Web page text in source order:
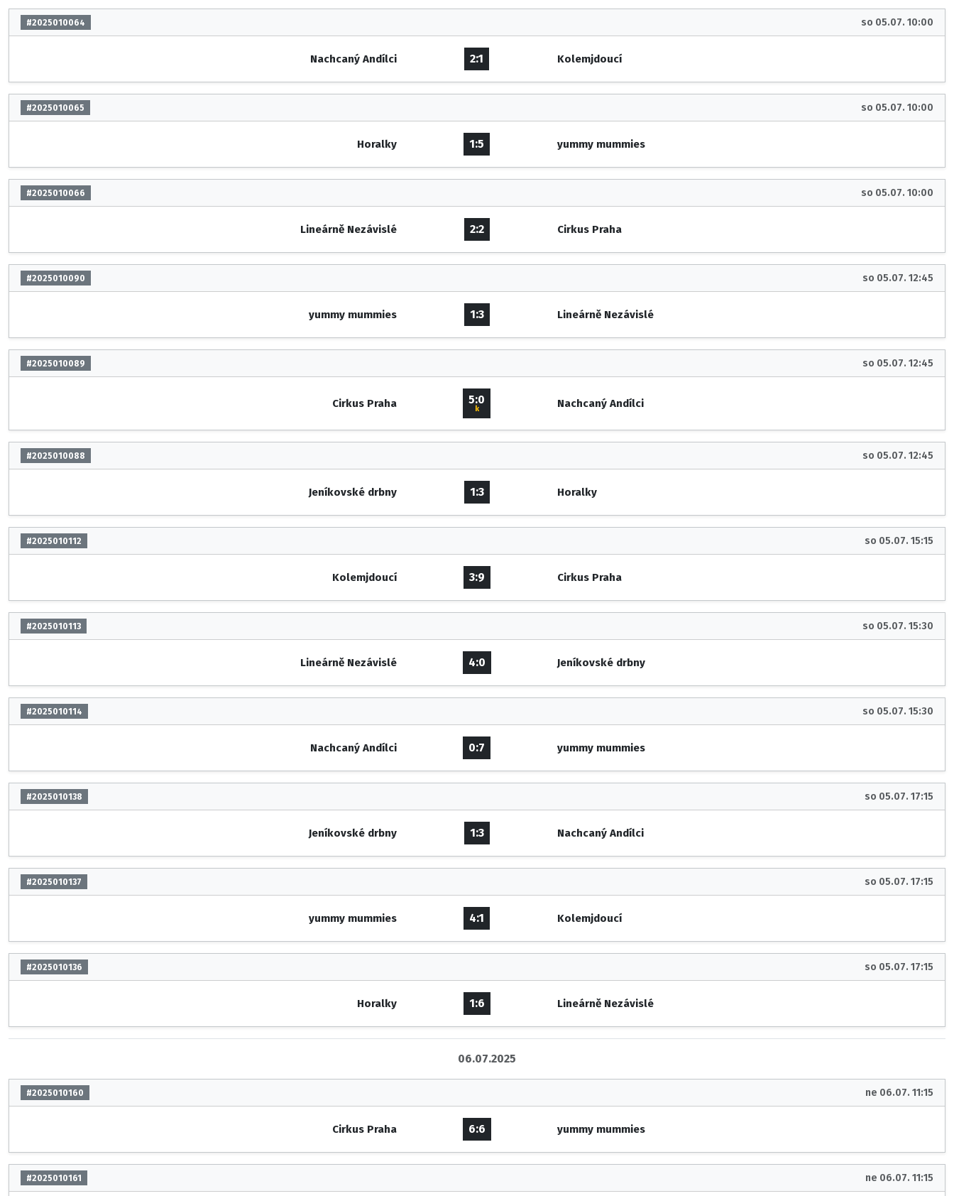
#2025010064 so 05.07. 10:00
Nachcaný Andílci 2:1 Kolemjdoucí
#2025010065 so 05.07. 10:00
Horalky 1:5 yummy mummies
#2025010066 so 05.07. 10:00
Lineárně Nezávislé 2:2 Cirkus Praha
#2025010090 so 05.07. 12:45
yummy mummies 1:3 Lineárně Nezávislé
#2025010089 so 05.07. 12:45
Cirkus Praha 5:0
k Nachcaný Andílci
#2025010088 so 05.07. 12:45
Jeníkovské drbny 1:3 Horalky
#2025010112 so 05.07. 15:15
Kolemjdoucí 3:9 Cirkus Praha
#2025010113 so 05.07. 15:30
Lineárně Nezávislé 4:0 Jeníkovské drbny
#2025010114 so 05.07. 15:30
Nachcaný Andílci 0:7 yummy mummies
#2025010138 so 05.07. 17:15
Jeníkovské drbny 1:3 Nachcaný Andílci
#2025010137 so 05.07. 17:15
yummy mummies 4:1 Kolemjdoucí
#2025010136 so 05.07. 17:15
Horalky 1:6 Lineárně Nezávislé
06.07.2025
#2025010160 ne 06.07. 11:15
Cirkus Praha 6:6 yummy mummies
#2025010161 ne 06.07. 11:15